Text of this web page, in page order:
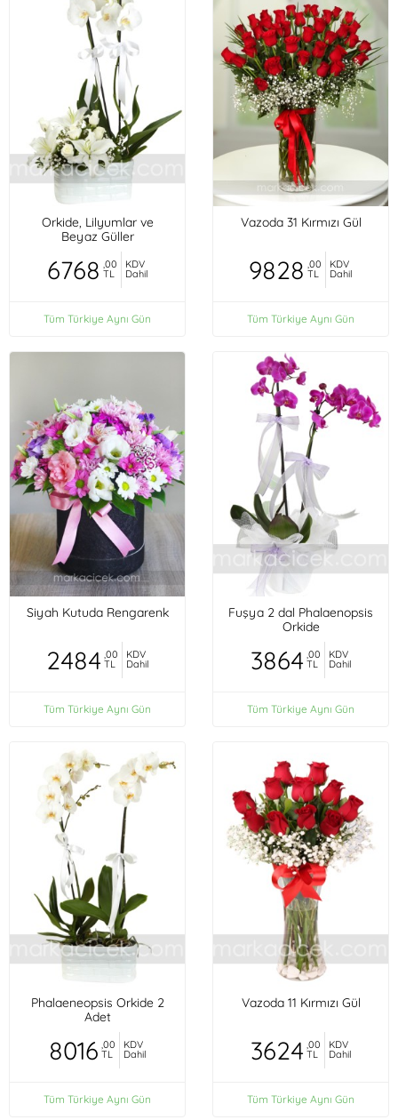
Orkide, Lilyumlar ve
Beyaz Güller
6768 ,00
TL
KDV
Dahil
Tüm Türkiye Aynı Gün
Vazoda 31 Kırmızı Gül
9828 ,00
TL
KDV
Dahil
Tüm Türkiye Aynı Gün
Siyah Kutuda Rengarenk
2484 ,00
TL
KDV
Dahil
Tüm Türkiye Aynı Gün
Fuşya 2 dal Phalaenopsis
Orkide
3864 ,00
TL
KDV
Dahil
Tüm Türkiye Aynı Gün
Phalaeneopsis Orkide 2
Adet
8016 ,00
TL
KDV
Dahil
Tüm Türkiye Aynı Gün
Vazoda 11 Kırmızı Gül
3624 ,00
TL
KDV
Dahil
Tüm Türkiye Aynı Gün